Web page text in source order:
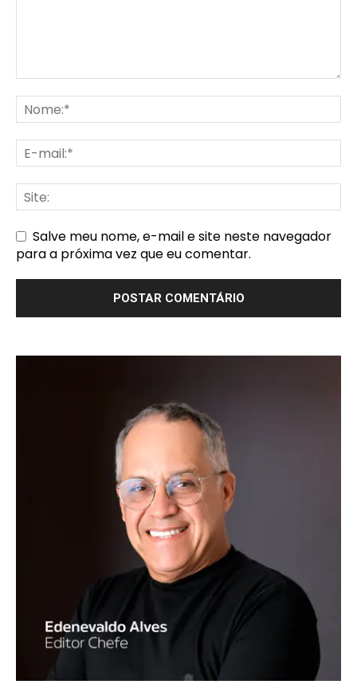
Salve meu nome, e-mail e site neste navegador
para a próxima vez que eu comentar.